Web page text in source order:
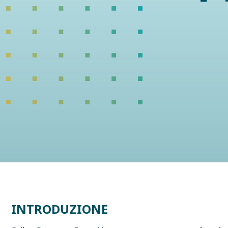
INTRODUZIONE